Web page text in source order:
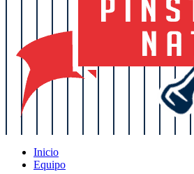
Inicio
Equipo